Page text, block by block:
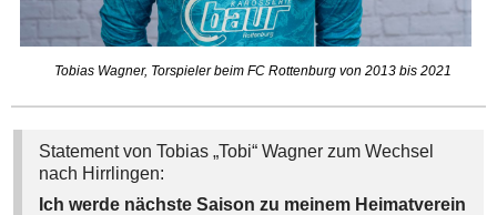
Tobias Wagner, Torspieler beim FC Rottenburg von 2013 bis 2021
Statement von Tobias „Tobi“ Wagner zum Wechsel
nach Hirrlingen:
Ich werde nächste Saison zu meinem Heimatverein